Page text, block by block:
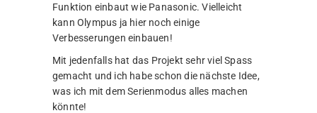
Funktion einbaut wie Panasonic. Vielleicht
kann Olympus ja hier noch einige
Verbesserungen einbauen!
Mit jedenfalls hat das Projekt sehr viel Spass
gemacht und ich habe schon die nächste Idee,
was ich mit dem Serienmodus alles machen
könnte!